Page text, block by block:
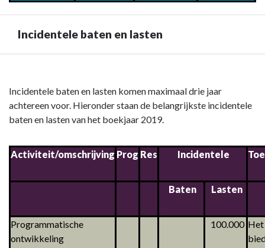
Incidentele baten en lasten
overzicht
baten
lasten
Incidentele
Incidentele baten en lasten komen maximaal drie jaar
achtereen voor. Hieronder staan de belangrijkste incidentele
baten en lasten van het boekjaar 2019.
Activiteit/omschrijving Prog Res Incidentele
Baten Lasten
Programmatische
ontwikkeling
100.000